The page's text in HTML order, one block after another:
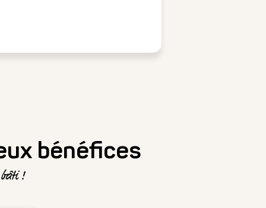
bénéfices
!